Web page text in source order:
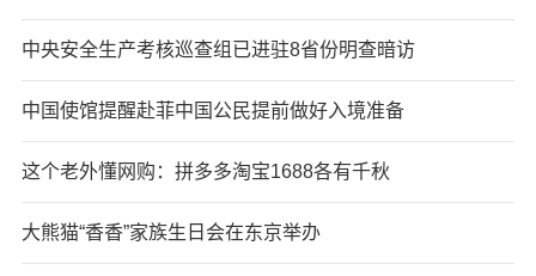
中央安全生产考核巡查组已进驻8省份明查暗访
中国使馆提醒赴菲中国公民提前做好入境准备
这个老外懂网购：拼多多淘宝1688各有千秋
大熊猫“香香”家族生日会在东京举办